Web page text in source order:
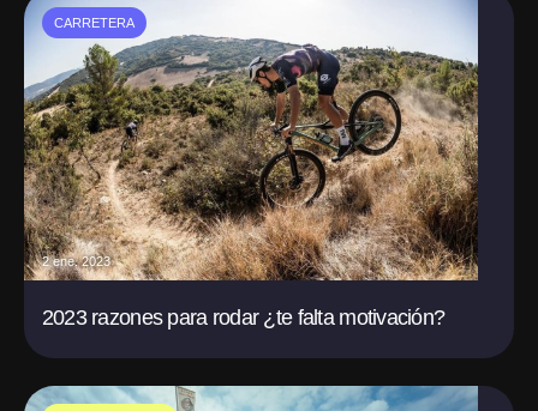
CARRETERA
2 ene. 2023
2023 razones para rodar ¿te falta motivación?